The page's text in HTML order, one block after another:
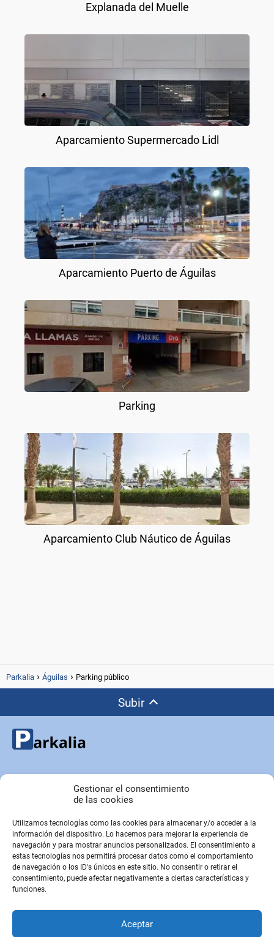
Gestionar el consentimiento
de las cookies
Utilizamos tecnologías como las cookies para almacenar y/o acceder a la
información del dispositivo. Lo hacemos para mejorar la experiencia de
navegación y para mostrar anuncios personalizados. El consentimiento a
estas tecnologías nos permitirá procesar datos como el comportamiento
de navegación o los ID's únicos en este sitio. No consentir o retirar el
consentimiento, puede afectar negativamente a ciertas características y
funciones.
Aceptar
Explanada del Muelle
Aparcamiento Supermercado Lidl
Aparcamiento Puerto de Águilas
Parking
Aparcamiento Club Náutico de Águilas
Parkalia Águilas Parking público
Subir
Copyright © Parkalia.es
PÁGINAS EMPRESA
Contacto
Sobre Nosotros
Sitemap